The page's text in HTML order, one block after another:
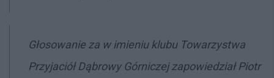
Głosowanie za w imieniu klubu Towarzystwa
Przyjaciół Dąbrowy Górniczej zapowiedział Piotr